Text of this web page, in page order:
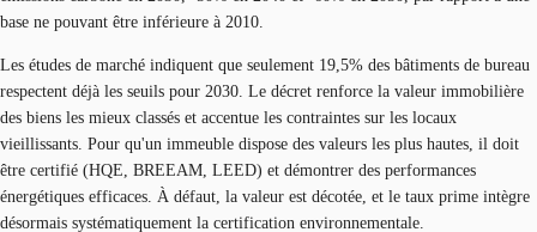
base ne pouvant être inférieure à 2010.
Les études de marché indiquent que seulement 19,5% des bâtiments de bureau
respectent déjà les seuils pour 2030. Le décret renforce la valeur immobilière
des biens les mieux classés et accentue les contraintes sur les locaux
vieillissants. Pour qu'un immeuble dispose des valeurs les plus hautes, il doit
être certifié (HQE, BREEAM, LEED) et démontrer des performances
énergétiques efficaces. À défaut, la valeur est décotée, et le taux prime intègre
désormais systématiquement la certification environnementale.